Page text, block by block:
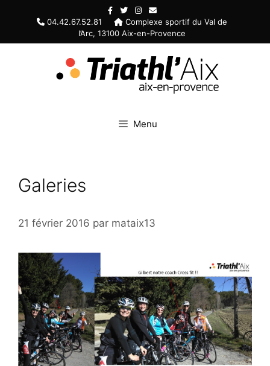
04.42.67.52.81
Complexe sportif du Val de
l’Arc, 13100 Aix-en-Provence
Menu
Galeries
21 février 2016 par mataix13